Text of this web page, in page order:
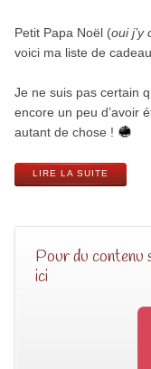
Petit Papa Noël (oui
voici ma liste de
Je ne suis pas certain
encore un peu d’avoir
autant de chose !
LIRE LA SUITE
Pour du contenu
ici